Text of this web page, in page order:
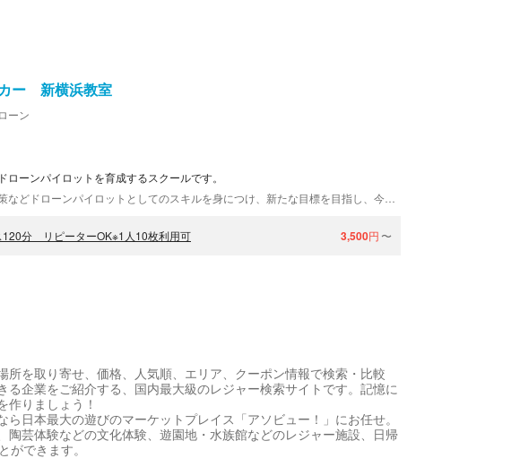
ー 新横浜教室
ーン
ーンパイロットを育成するスクールです。
120分 リピーターOK※1人10枚利用可 3,500円 〜
を取り寄せ、価格、人気順、エリア、クーポン情報で検索・比較
る企業をご紹介する、国内最大級のレジャー検索サイトです。記憶に
りましょう！
日本最大の遊びのマーケットプレイス「アソビュー！」にお任せ。
芸体験などの文化体験、遊園地・水族館などのレジャー施設、日帰
ができます。